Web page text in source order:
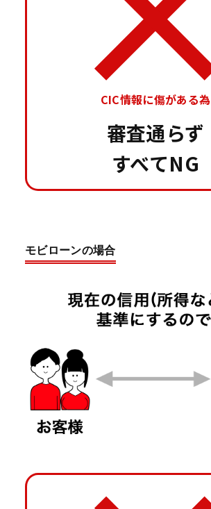
CIC情報に傷がある為
審査通らず
すべてNG
モビローンの場合